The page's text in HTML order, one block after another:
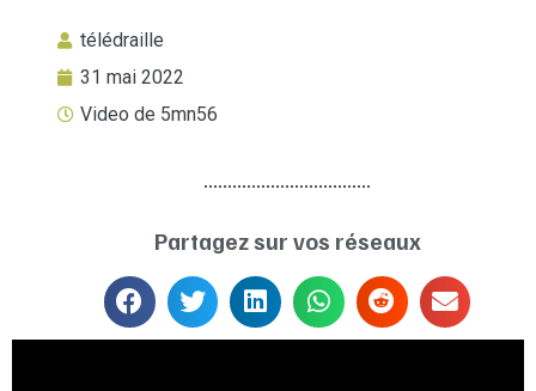
télédraille
31 mai 2022
Video de 5mn56
Partagez sur vos réseaux